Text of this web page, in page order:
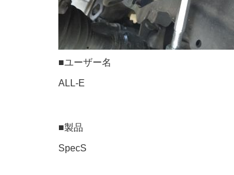
■ユーザー名
ALL-E
■製品
SpecS